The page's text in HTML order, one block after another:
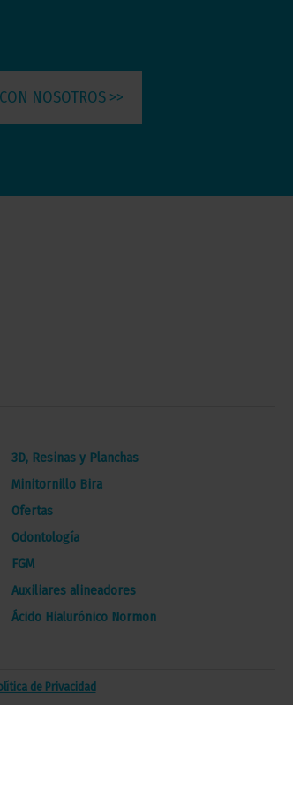
NOSOTROS >>
3D, Resinas y Planchas
Minitornillo Bira
Ofertas
Odontología
FGM
Auxiliares alineadores
Ácido Hialurónico Normon
de Privacidad